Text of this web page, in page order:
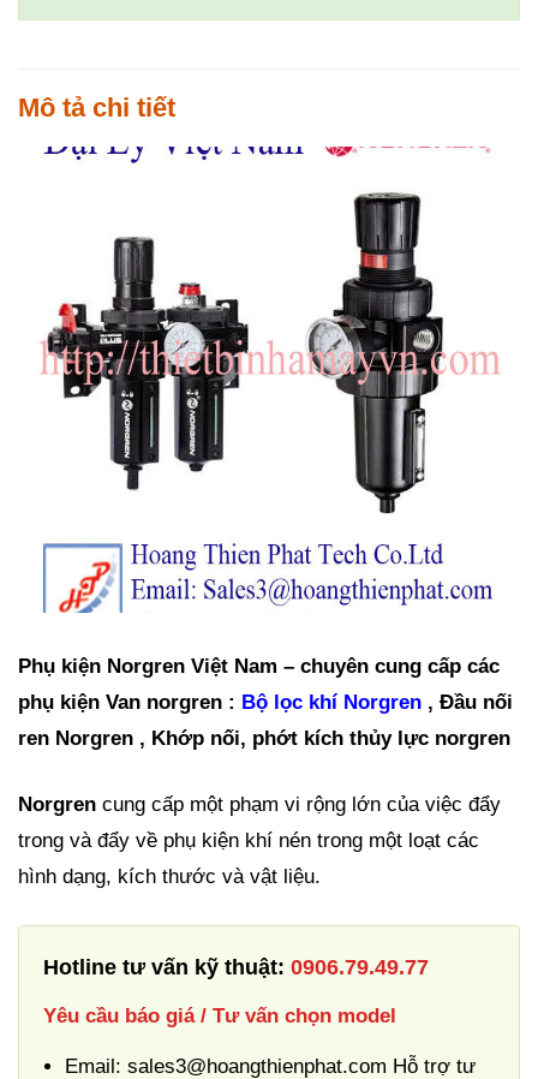
Mô tả chi tiết
Phụ kiện Norgren Việt Nam – chuyên cung cấp các
phụ kiện Van norgren : Bộ lọc khí Norgren , Đầu nối
ren Norgren , Khớp nối, phớt kích thủy lực norgren
Norgren cung cấp một phạm vi rộng lớn của việc đẩy
trong và đẩy về phụ kiện khí nén trong một loạt các
hình dạng, kích thước và vật liệu.
Hotline tư vấn kỹ thuật: 0906.79.49.77
Yêu cầu báo giá / Tư vấn chọn model
Email: sales3@hoangthienphat.com Hỗ trợ tư